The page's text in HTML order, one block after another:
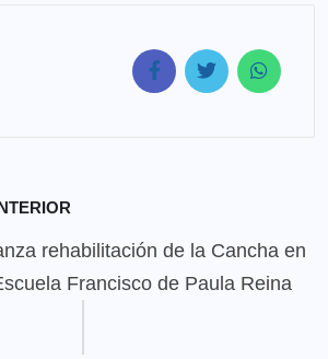
rehabilitación de la Cancha en
Francisco de Paula Reina